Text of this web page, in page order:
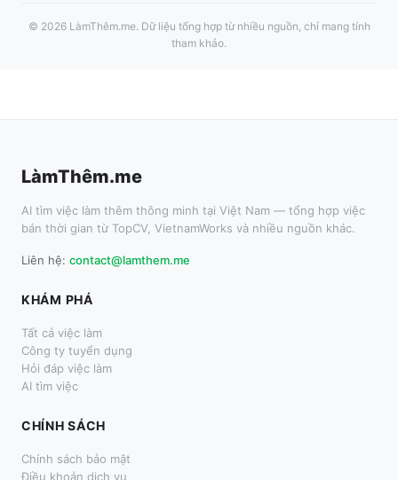
© 2026 LàmThêm.me. Dữ liệu tổng hợp từ nhiều nguồn, chỉ mang tính
tham khảo.
LàmThêm.me
AI tìm việc làm thêm thông minh tại Việt Nam — tổng hợp việc
bán thời gian từ TopCV, VietnamWorks và nhiều nguồn khác.
Liên hệ: contact@lamthem.me
KHÁM PHÁ
Tất cả việc làm
Công ty tuyển dụng
Hỏi đáp việc làm
AI tìm việc
CHÍNH SÁCH
Chính sách bảo mật
Điều khoản dịch vụ